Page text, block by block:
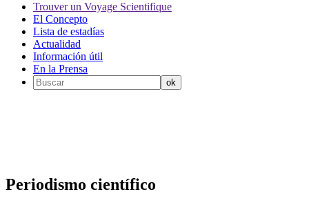
Trouver un Voyage Scientifique
El Concepto
Lista de estadías
Actualidad
Información útil
En la Prensa
Periodismo científico